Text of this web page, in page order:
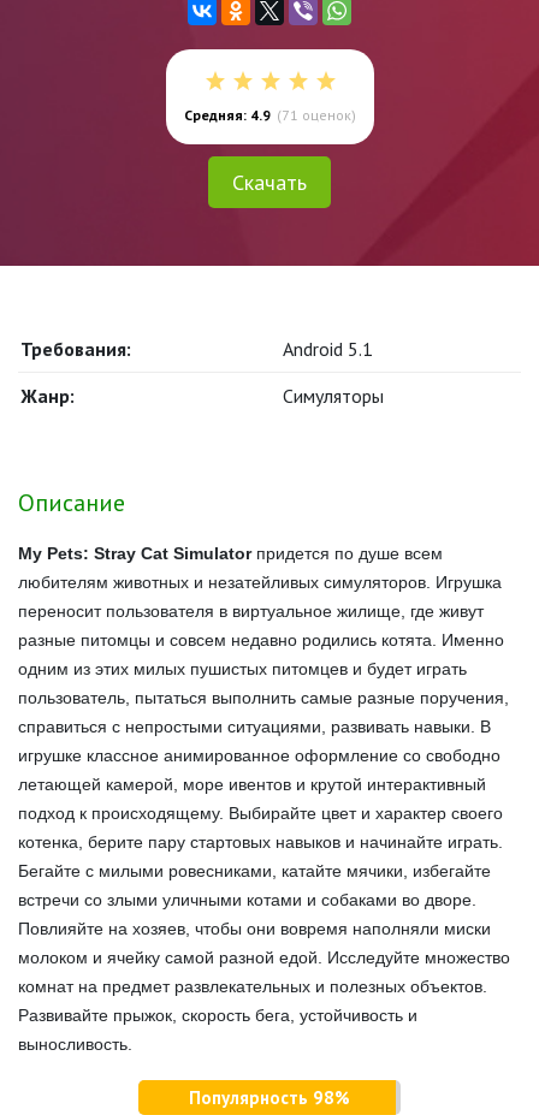
Средняя: 4.9 (71 оценок)
Скачать
Требования:
Android 5.1
Жанр:
Симуляторы
Описание
My Pets: Stray Cat Simulatorпридется по душе всем
любителям животных и незатейливых симуляторов. Игрушка
переносит пользователя в виртуальное жилище, где живут
разные питомцы и совсем недавно родились котята. Именно
одним из этих милых пушистых питомцев и будет играть
пользователь, пытаться выполнить самые разные поручения,
справиться с непростыми ситуациями, развивать навыки. В
игрушке классное анимированное оформление со свободно
летающей камерой, море ивентов и крутой интерактивный
подход к происходящему. Выбирайте цвет и характер своего
котенка, берите пару стартовых навыков и начинайте играть.
Бегайте с милыми ровесниками, катайте мячики, избегайте
встречи со злыми уличными котами и собаками во дворе.
Повлияйте на хозяев, чтобы они вовремя наполняли миски
молоком и ячейку самой разной едой. Исследуйте множество
комнат на предмет развлекательных и полезных объектов.
Развивайте прыжок, скорость бега, устойчивость и
выносливость.
Популярность 98%